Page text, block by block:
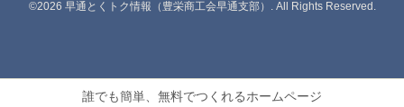
©2026 早通とくトク情報（豊栄商工会早通支部） . All Rights Reserved.
誰でも簡単、無料でつくれるホームページ